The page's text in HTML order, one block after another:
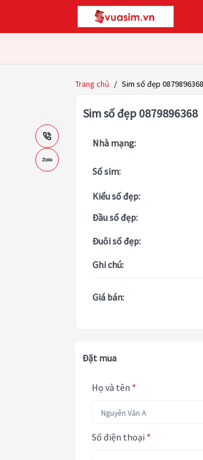
Trang chủ / Sim số đẹp 0879896368
Sim số đẹp 0879896368
Nhà mạng:
Số sim:
Kiểu số đẹp:
Đầu số đẹp:
Đuôi số đẹp:
Ghi chú:
Giá bán:
Đặt mua
Họ và tên *
Số điện thoại *